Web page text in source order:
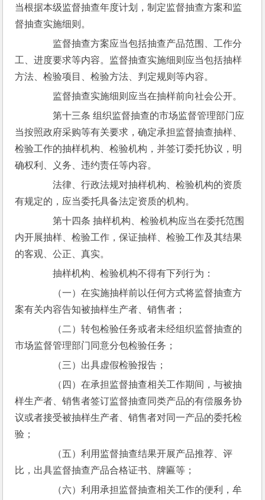
当根据本级监督抽查年度计划，制定监督抽查方案和监
督抽查实施细则。
监督抽查方案应当包括抽查产品范围、工作分
工、进度要求等内容。监督抽查实施细则应当包括抽样
方法、检验项目、检验方法、判定规则等内容。
监督抽查实施细则应当在抽样前向社会公开。
第十三条 组织监督抽查的市场监督管理部门应
当按照政府采购等有关要求，确定承担监督抽查抽样、
检验工作的抽样机构、检验机构，并签订委托协议，明
确权利、义务、违约责任等内容。
法律、行政法规对抽样机构、检验机构的资质
有规定的，应当委托具备法定资质的机构。
第十四条 抽样机构、检验机构应当在委托范围
内开展抽样、检验工作，保证抽样、检验工作及其结果
的客观、公正、真实。
抽样机构、检验机构不得有下列行为：
（一）在实施抽样前以任何方式将监督抽查方
案有关内容告知被抽样生产者、销售者；
（二）转包检验任务或者未经组织监督抽查的
市场监督管理部门同意分包检验任务；
（三）出具虚假检验报告；
（四）在承担监督抽查相关工作期间，与被抽
样生产者、销售者签订监督抽查同类产品的有偿服务协
议或者接受被抽样生产者、销售者对同一产品的委托检
验；
（五）利用监督抽查结果开展产品推荐、评
比，出具监督抽查产品合格证书、牌匾等；
（六）利用承担监督抽查相关工作的便利，牟